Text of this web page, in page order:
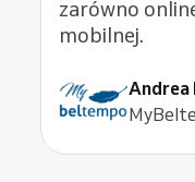
zarówno
mobilnej.
Andrea